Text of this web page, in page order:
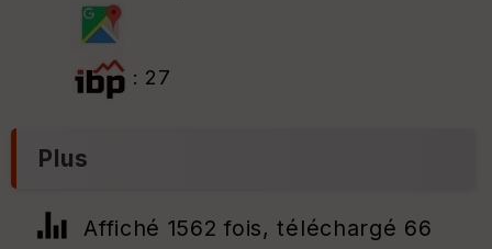
: 27
Plus
Affiché 1562 fois, téléchargé 66